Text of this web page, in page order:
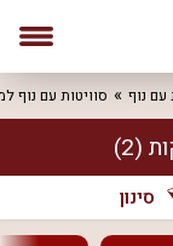
עם נוף סוויטות עם נוף
(2)
סינון